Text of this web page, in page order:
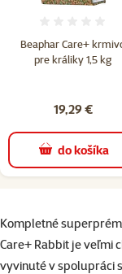
Beaphar Care+
pre králiky 1,5 kg
19,29 €
do košíka
Kompletné
Care+ Rabbit je veľmi
vyvinuté v spolupráci